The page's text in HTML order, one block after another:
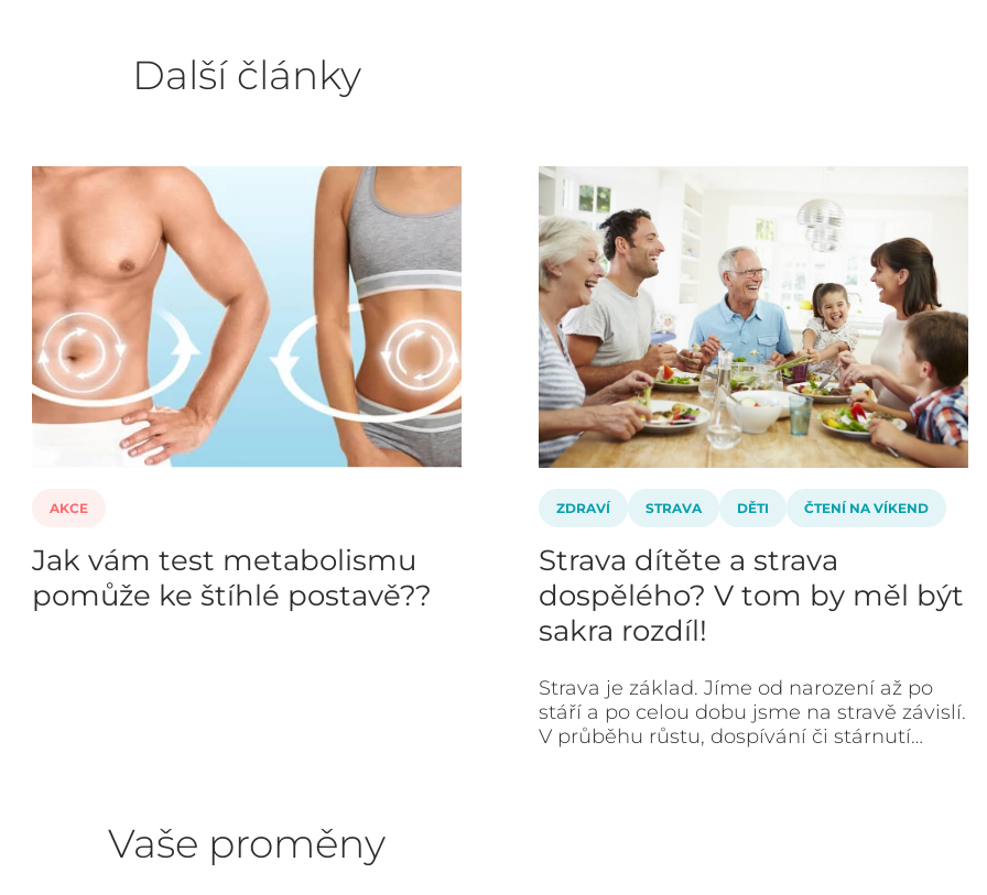
Další články
AKCE
Jak vám test metabolismu
pomůže ke štíhlé postavě??
ZDRAVÍ STRAVA DĚTI ČTENÍ NA VÍKEND
Strava dítěte a strava
dospělého? V tom by měl být
sakra rozdíl!
Strava je základ. Jíme od narození až po
stáří a po celou dobu jsme na stravě závislí.
V průběhu růstu, dospívání či stárnutí…
Vaše proměny